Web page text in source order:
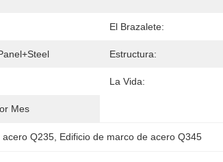
El Brazalete:
Estructura:
La Vida:
Mes
acero Q235 Edificio de marco de acero Q345